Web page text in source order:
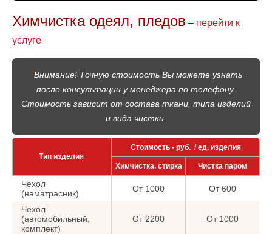
Химчистка одеял, пледов – перейти к
услуге
*Внимание! Точную стоимость Вы можете узнать
после консультации у менеджера по телефону.
Стоимость зависит от состава ткани, типа изделий
и вида чистки.
Тип изделия
Стоимость - руб. / ед. изделия
Химчистка, стирка Чистка паром
Чехол
(наматрасник)
От 1000 От 600
Чехол
(автомобильный,
комплект)
От 2200 От 1000